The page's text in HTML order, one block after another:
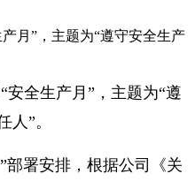
月”，主题为“遵守安全生产
安全生产月”，主题为“遵
”。
部署安排，根据公司《关